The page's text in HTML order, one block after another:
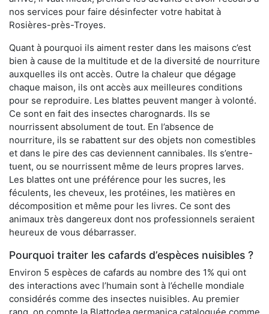
nos services pour faire désinfecter votre habitat à
Rosières-près-Troyes.
Quant à pourquoi ils aiment rester dans les maisons c’est
bien à cause de la multitude et de la diversité de nourriture
auxquelles ils ont accès. Outre la chaleur que dégage
chaque maison, ils ont accès aux meilleures conditions
pour se reproduire. Les blattes peuvent manger à volonté.
Ce sont en fait des insectes charognards. Ils se
nourrissent absolument de tout. En l’absence de
nourriture, ils se rabattent sur des objets non comestibles
et dans le pire des cas deviennent cannibales. Ils s’entre-
tuent, ou se nourrissent même de leurs propres larves.
Les blattes ont une préférence pour les sucres, les
féculents, les cheveux, les protéines, les matières en
décomposition et même pour les livres. Ce sont des
animaux très dangereux dont nos professionnels seraient
heureux de vous débarrasser.
Pourquoi traiter les cafards d’espèces nuisibles ?
Environ 5 espèces de cafards au nombre des 1% qui ont
des interactions avec l’humain sont à l’échelle mondiale
considérés comme des insectes nuisibles. Au premier